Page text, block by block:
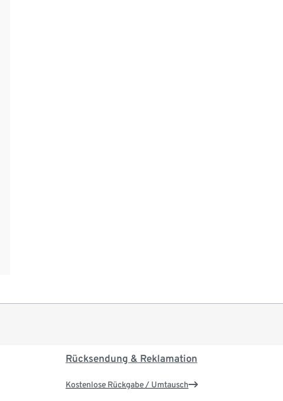
Rücksendung & Reklamation
Kostenlose Rückgabe / Umtausch